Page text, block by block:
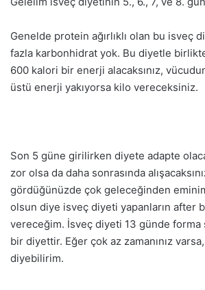
Genelde protein ağırlıklı olan bu isveç
fazla karbonhidrat yok. Bu diyetle
600 kalori bir enerji alacaksınız,
üstü enerji yakıyorsa kilo vereceksiniz.
Son 5 güne girilirken diyete adapte
zor olsa da daha sonrasında
gördüğünüzde çok geleceğinden
olsun diye isveç diyeti yapanların after
vereceğim. İsveç diyeti 13 günde forma
bir diyettir. Eğer çok az zamanınız
diyebilirim.